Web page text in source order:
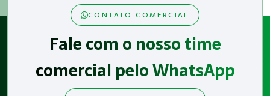
CONTATO COMERCIAL
Fale com o nosso time
comercial pelo WhatsApp